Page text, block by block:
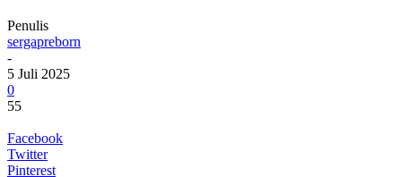
Penulis
sergapreborn
-
5 Juli 2025
0
55
Facebook
Twitter
Pinterest